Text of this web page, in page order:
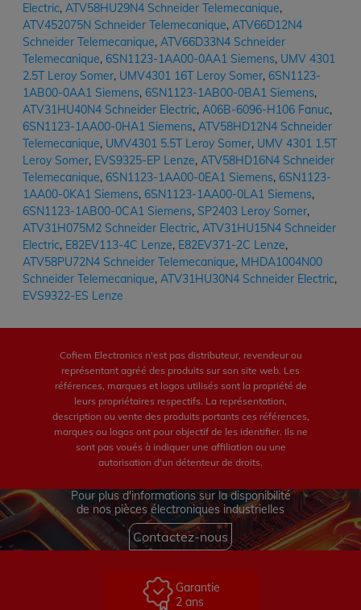
Electric, ATV58HU29N4 Schneider Telemecanique,
ATV452075N Schneider Telemecanique, ATV66D12N4
Schneider Telemecanique, ATV66D33N4 Schneider
Telemecanique, 6SN1123-1AA00-0AA1 Siemens, UMV 4301
2.5T Leroy Somer, UMV4301 16T Leroy Somer, 6SN1123-
1AB00-0AA1 Siemens, 6SN1123-1AB00-0BA1 Siemens,
ATV31HU40N4 Schneider Electric, A06B-6096-H106 Fanuc,
6SN1123-1AA00-0HA1 Siemens, ATV58HD12N4 Schneider
Telemecanique, UMV4301 5.5T Leroy Somer, UMV 4301 1.5T
Leroy Somer, EVS9325-EP Lenze, ATV58HD16N4 Schneider
Telemecanique, 6SN1123-1AA00-0EA1 Siemens, 6SN1123-
1AA00-0KA1 Siemens, 6SN1123-1AA00-0LA1 Siemens,
6SN1123-1AB00-0CA1 Siemens, SP2403 Leroy Somer,
ATV31H075M2 Schneider Electric, ATV31HU15N4 Schneider
Electric, E82EV113-4C Lenze, E82EV371-2C Lenze,
ATV58PU72N4 Schneider Telemecanique, MHDA1004N00
Schneider Telemecanique, ATV31HU30N4 Schneider Electric,
EVS9322-ES Lenze
Cofiem Electronics n'est pas distributeur, revendeur ou
représentant agréé des produits sur son site web. Les
références, marques et logos utilisés sont la propriété de
leurs propriétaires respectifs. La représentation,
description ou vente des produits portants ces références,
marques ou logos ont pour objectif de les identifier. Ils ne
sont pas voués à indiquer une affiliation ou une
autorisation d'un détenteur de droits.
Pour plus d'informations sur la disponibilité
de nos pièces électroniques industrielles
Contactez-nous
Garantie
2 ans